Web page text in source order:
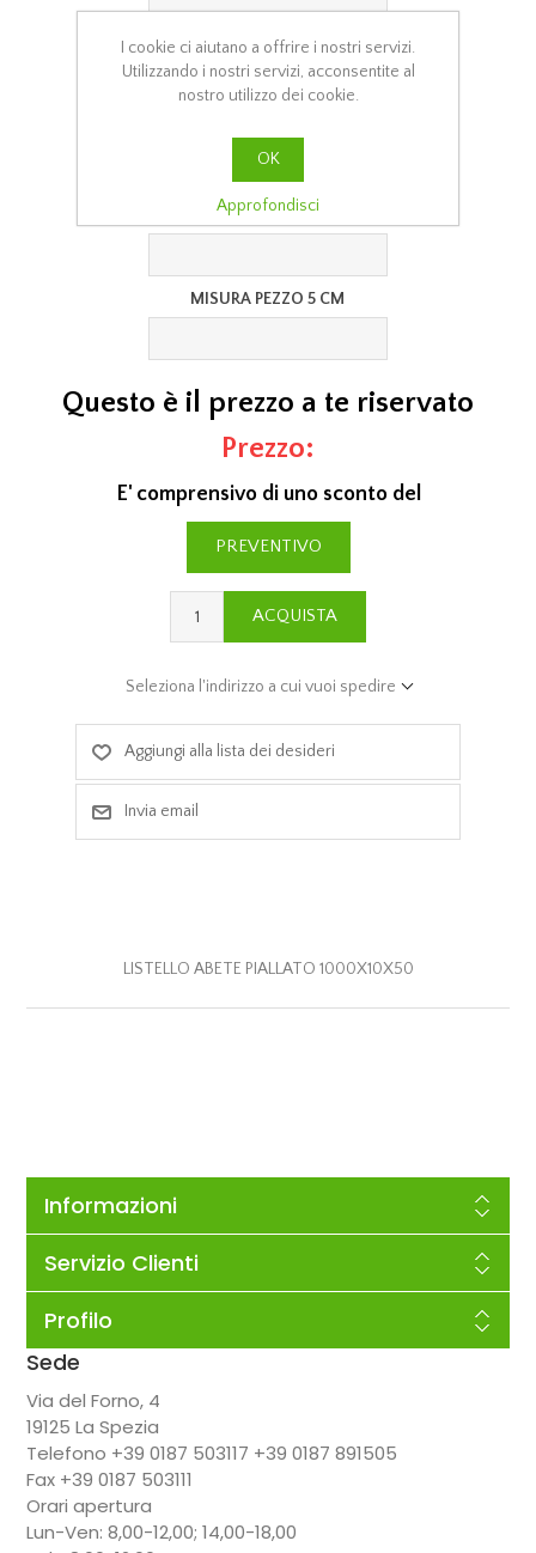
MISURA PEZZO 2 CM
MISURA PEZZO 4 CM
MISURA PEZZO 5 CM
Questo è il prezzo a te riservato
Prezzo:
E' comprensivo di uno sconto del
PREVENTIVO
ACQUISTA
Seleziona l'indirizzo a cui vuoi spedire
Aggiungi alla lista dei desideri
Invia email
LISTELLO ABETE PIALLATO 1000X10X50
Informazioni
Servizio Clienti
Profilo
Sede
Via del Forno, 4
19125 La Spezia
Telefono +39 0187 503117 +39 0187 891505
Fax +39 0187 503111
Orari apertura
Lun-Ven: 8,00-12,00; 14,00-18,00
I cookie ci aiutano a offrire i nostri servizi.
Utilizzando i nostri servizi, acconsentite al
nostro utilizzo dei cookie.
OK
Approfondisci